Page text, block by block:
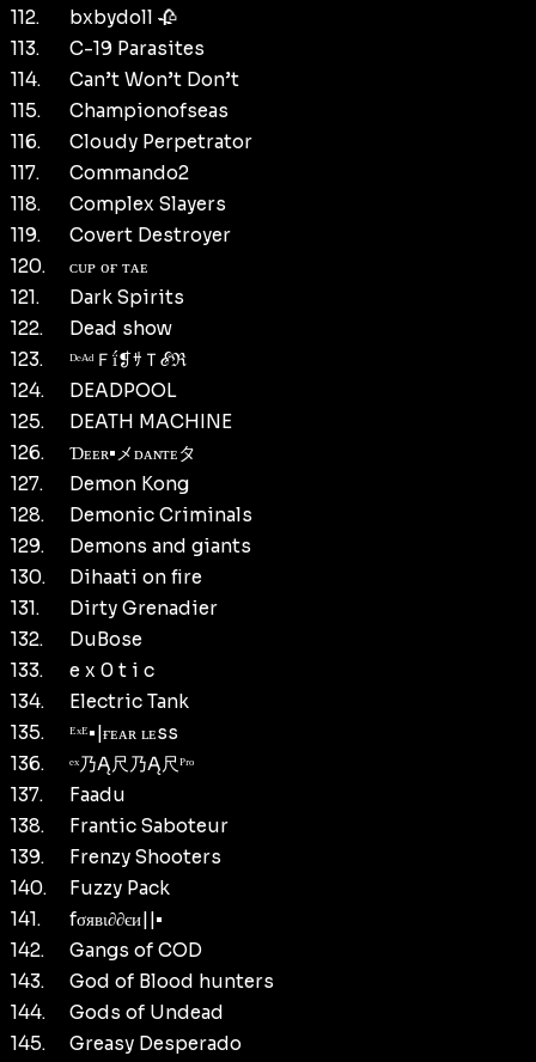
112.
bxbydoll 🥀
113.
C-19 Parasites
114.
Can’t Won’t Don’t
115.
Championofseas
116.
Cloudy Perpetrator
117.
Commando2
118.
Complex Slayers
119.
Covert Destroyer
120.
ᴄᴜᴘ ᴏғ ᴛᴀᴇ
121.
Dark Spirits
122.
Dead show
123.
ᴰᵉᴬᵈＦḯ❡ｻＴℰℜ
124.
DEADPOOL
125.
DEATH MACHINE
126.
Ɗᴇᴇʀ•メᴅᴀɴᴛᴇタ
127.
Demon Kong
128.
Demonic Criminals
129.
Demons and giants
130.
Dihaati on fire
131.
Dirty Grenadier
132.
DuBose
133.
e x 0 t i c
134.
Electric Tank
135.
ᴱˣᴱ•|ғᴇᴀʀ ʟᴇss
136.
ᵉˣ乃Ą尺乃Ą尺ᴾʳᵒ
137.
Faadu
138.
Frantic Saboteur
139.
Frenzy Shooters
140.
Fuzzy Pack
141.
fσявι∂∂єи||•
142.
Gangs of COD
143.
God of Blood hunters
144.
Gods of Undead
145.
Greasy Desperado